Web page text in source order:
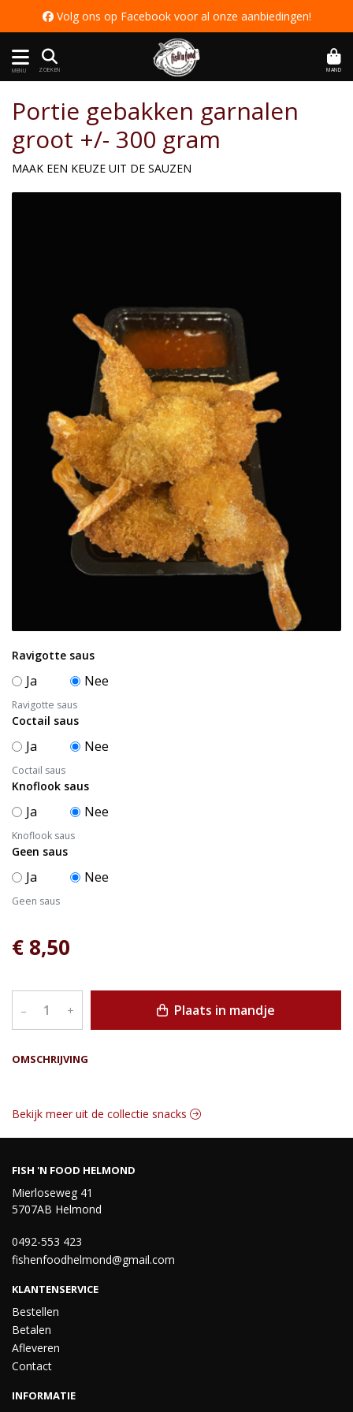
 Volg ons op Facebook voor al onze aanbiedingen!
MENU ZOEKEN MAND
OMSCHRIJVING
Portie gebakken garnalen
groot +/- 300 gram
MAAK EEN KEUZE UIT DE SAUZEN
Ravigotte saus
Ja Nee
Ravigotte saus
Coctail saus
Ja Nee
Coctail saus
Knoflook saus
Ja Nee
Knoflook saus
Geen saus
Ja Nee
Geen saus
€ 8,50
– + Plaats in mandje
Bekijk meer uit de collectie snacks
FISH 'N FOOD HELMOND
Mierloseweg 41
5707AB Helmond
0492-553 423
fishenfoodhelmond@gmail.com
KLANTENSERVICE
Bestellen
Betalen
Afleveren
Contact
INFORMATIE